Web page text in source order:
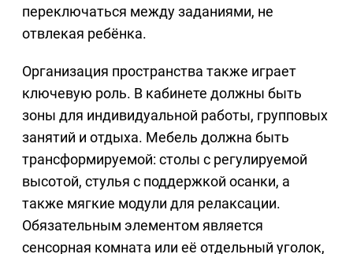
переключаться между заданиями, не
отвлекая ребёнка.
Организация пространства также играет
ключевую роль. В кабинете должны быть
зоны для индивидуальной работы, групповых
занятий и отдыха. Мебель должна быть
трансформируемой: столы с регулируемой
высотой, стулья с поддержкой осанки, а
также мягкие модули для релаксации.
Обязательным элементом является
сенсорная комната или её отдельный уголок,